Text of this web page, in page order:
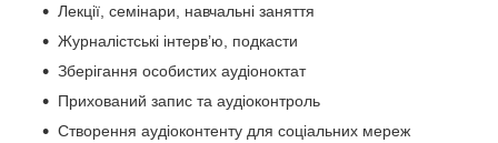
Лекції, семінари, навчальні заняття
Журналістські інтерв’ю, подкасти
Зберігання особистих аудіоноктат
Прихований запис та аудіоконтроль
Створення аудіоконтенту для соціальних мереж